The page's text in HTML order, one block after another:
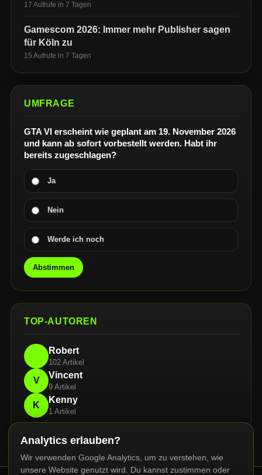
Analytics erlauben?
Wir verwenden Google Analytics, um zu verstehen, wie
unsere Website genutzt wird. Du kannst zustimmen oder
17 Aufrufe in 7 Tagen
Gamescom 2026: Immer mehr Publisher sagen
für Köln zu
15 Aufrufe in 7 Tagen
UMFRAGE
GTA VI erscheint wie geplant am 19. November 2026
und kann ab sofort vorbestellt werden. Habt ihr
bereits zugeschlagen?
Ja
Nein
Werde ich noch
Abstimmen
TOP-AUTOREN
Robert
102 Artikel
V
Vincent
9 Artikel
K
Kenny
1 Artikel